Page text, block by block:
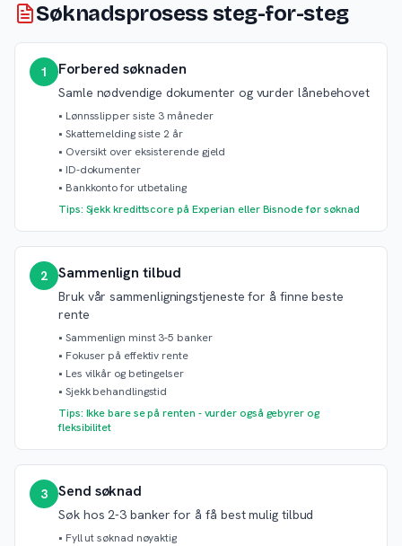
Søknadsprosess steg-for-steg
1 Forbered søknaden
Samle nødvendige dokumenter og vurder lånebehovet
• Lønnsslipper siste 3 måneder
• Skattemelding siste 2 år
• Oversikt over eksisterende gjeld
• ID-dokumenter
• Bankkonto for utbetaling
Tips: Sjekk kredittscore på Experian eller Bisnode før søknad
2 Sammenlign tilbud
Bruk vår sammenligningstjeneste for å finne beste
rente
• Sammenlign minst 3-5 banker
• Fokuser på effektiv rente
• Les vilkår og betingelser
• Sjekk behandlingstid
Tips: Ikke bare se på renten - vurder også gebyrer og
fleksibilitet
3 Send søknad
Søk hos 2-3 banker for å få best mulig tilbud
• Fyll ut søknad nøyaktig